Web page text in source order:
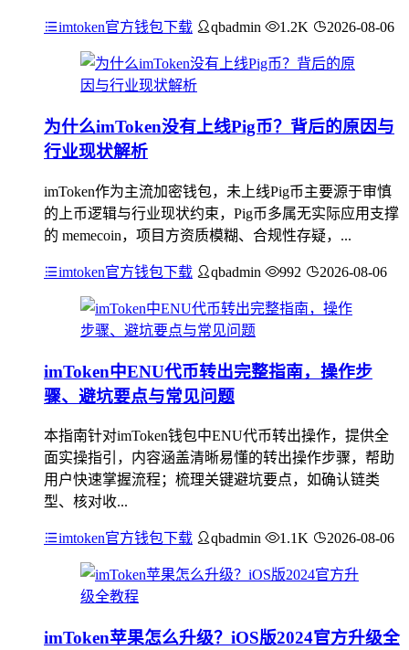
imtoken官方钱包下载 qbadmin 1.2K 2026-08-06
为什么imToken没有上线Pig币？背后的原因与
行业现状解析
imToken作为主流加密钱包，未上线Pig币主要源于审慎
的上币逻辑与行业现状约束，Pig币多属无实际应用支撑
的 memecoin，项目方资质模糊、合规性存疑，...
imtoken官方钱包下载 qbadmin 992 2026-08-06
imToken中ENU代币转出完整指南，操作步
骤、避坑要点与常见问题
本指南针对imToken钱包中ENU代币转出操作，提供全
面实操指引，内容涵盖清晰易懂的转出操作步骤，帮助
用户快速掌握流程；梳理关键避坑要点，如确认链类
型、核对收...
imtoken官方钱包下载 qbadmin 1.1K 2026-08-06
imToken苹果怎么升级？iOS版2024官方升级全